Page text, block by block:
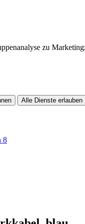
zu
Alle Dienste erlauben
8